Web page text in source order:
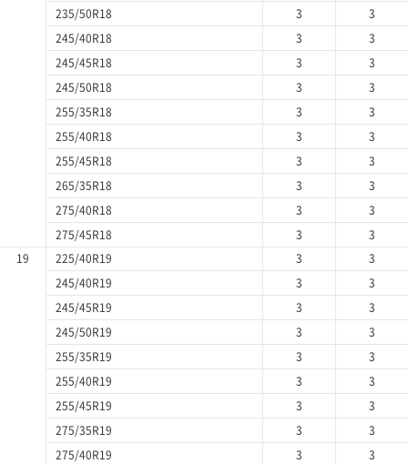
235/50R18
3
3
245/40R18
3
3
245/45R18
3
3
245/50R18
3
3
255/35R18
3
3
255/40R18
3
3
255/45R18
3
3
265/35R18
3
3
275/40R18
3
3
275/45R18
3
3
19
225/40R19 3
3
245/40R19
3
3
245/45R19
3
3
245/50R19
3
3
255/35R19
3
3
255/40R19
3
3
255/45R19
3
3
275/35R19
3
3
275/40R19
3
3